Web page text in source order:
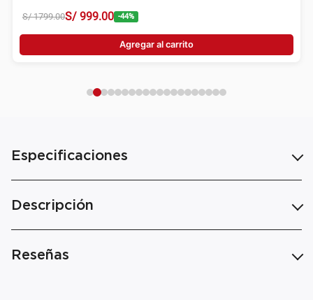
S/ 1799.00S/ 999.00 -44%
Agregar al carrito
Especificaciones
Descripción
Reseñas